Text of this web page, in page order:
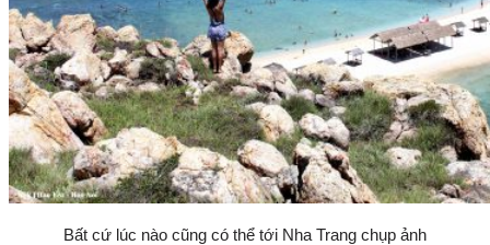
Bất cứ lúc nào cũng có thể tới Nha Trang chụp ảnh